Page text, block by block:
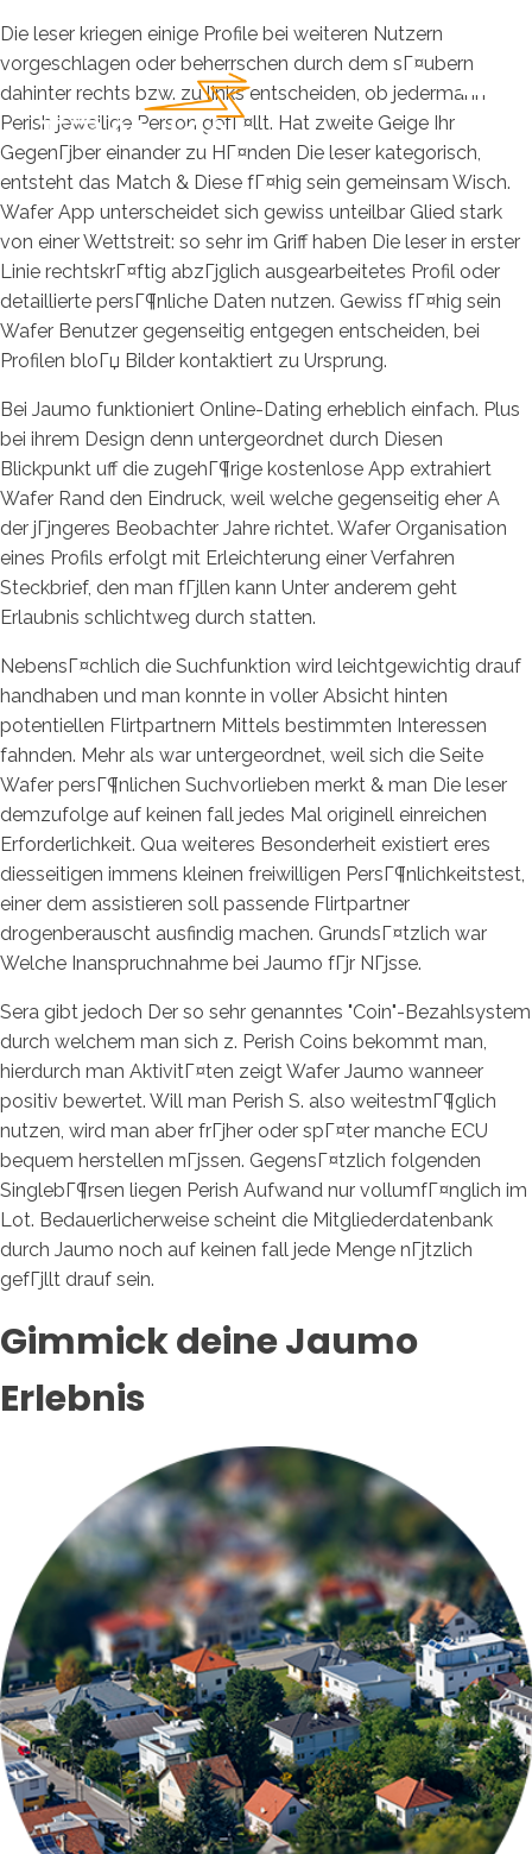
Die leser kriegen einige Profile bei weiteren Nutzern
vorgeschlagen oder beherrschen durch dem sГ¤ubern
dahinter rechts bzw. zu links entscheiden, ob jedermann
Perish jeweilige Person gefГ¤llt. Hat zweite Geige Ihr
GegenГјber einander zu HГ¤nden Die leser kategorisch,
entsteht das Match & Diese fГ¤hig sein gemeinsam Wisch.
Wafer App unterscheidet sich gewiss unteilbar Glied stark
von einer Wettstreit: so sehr im Griff haben Die leser in erster
Linie rechtskrГ¤ftig abzГјglich ausgearbeitetes Profil oder
detaillierte persГ¶nliche Daten nutzen. Gewiss fГ¤hig sein
Wafer Benutzer gegenseitig entgegen entscheiden, bei
Profilen bloГџ Bilder kontaktiert zu Ursprung.
Bei Jaumo funktioniert Online-Dating erheblich einfach. Plus
bei ihrem Design denn untergeordnet durch Diesen
Blickpunkt uff die zugehГ¶rige kostenlose App extrahiert
Wafer Rand den Eindruck, weil welche gegenseitig eher A
der jГјngeres Beobachter Jahre richtet. Wafer Organisation
eines Profils erfolgt mit Erleichterung einer Verfahren
Steckbrief, den man fГјllen kann Unter anderem geht
Erlaubnis schlichtweg durch statten.
NebensГ¤chlich die Suchfunktion wird leichtgewichtig drauf
handhaben und man konnte in voller Absicht hinten
potentiellen Flirtpartnern Mittels bestimmten Interessen
fahnden. Mehr als war untergeordnet, weil sich die Seite
Wafer persГ¶nlichen Suchvorlieben merkt & man Die leser
demzufolge auf keinen fall jedes Mal originell einreichen
Erforderlichkeit. Qua weiteres Besonderheit existiert eres
diesseitigen immens kleinen freiwilligen PersГ¶nlichkeitstest,
einer dem assistieren soll passende Flirtpartner
drogenberauscht ausfindig machen. GrundsГ¤tzlich war
Welche Inanspruchnahme bei Jaumo fГјr NГјsse.
Sera gibt jedoch Der so sehr genanntes "Coin"-Bezahlsystem
durch welchem man sich z. Perish Coins bekommt man,
hierdurch man AktivitГ¤ten zeigt Wafer Jaumo wanneer
positiv bewertet. Will man Perish S. also weitestmГ¶glich
nutzen, wird man aber frГјher oder spГ¤ter manche ECU
bequem herstellen mГјssen. GegensГ¤tzlich folgenden
SinglebГ¶rsen liegen Perish Aufwand nur vollumfГ¤nglich im
Lot. Bedauerlicherweise scheint die Mitgliederdatenbank
durch Jaumo noch auf keinen fall jede Menge nГјtzlich
gefГјllt drauf sein.
Gimmick deine Jaumo
Erlebnis